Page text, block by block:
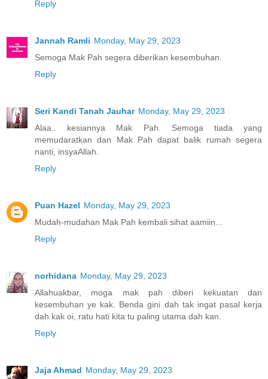
Reply
Jannah Ramli Monday, May 29, 2023
Semoga Mak Pah segera diberikan kesembuhan.
Reply
Seri Kandi Tanah Jauhar Monday, May 29, 2023
Alaa.. kesiannya Mak Pah. Semoga tiada yang
memudaratkan dan Mak Pah dapat balik rumah segera
nanti, insyaAllah.
Reply
Puan Hazel Monday, May 29, 2023
Mudah-mudahan Mak Pah kembali sihat aamiin...
Reply
norhidana Monday, May 29, 2023
Allahuakbar, moga mak pah diberi kekuatan dan
kesembuhan ye kak. Benda gini dah tak ingat pasal kerja
dah kak oi, ratu hati kita tu paling utama dah kan.
Reply
Jaja Ahmad Monday, May 29, 2023